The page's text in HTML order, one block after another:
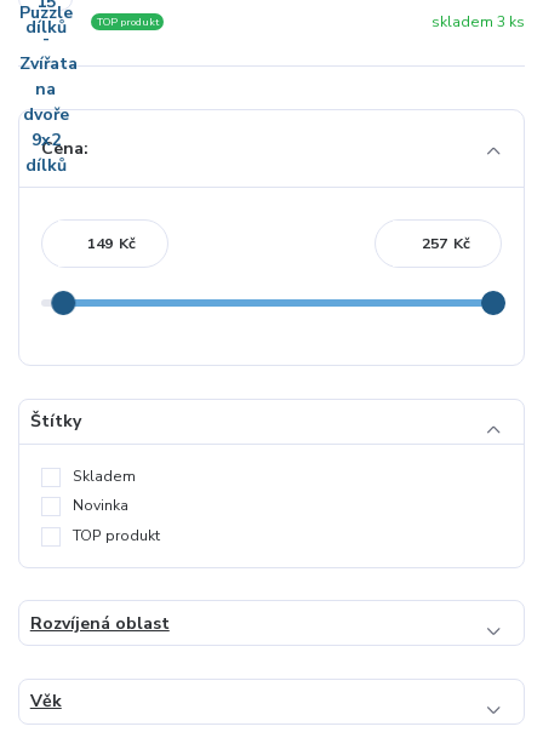
skladem 3 ks
TOP produkt
Cena:
Kč Kč
Štítky
Skladem
Novinka
TOP produkt
Rozvíjená oblast
Věk